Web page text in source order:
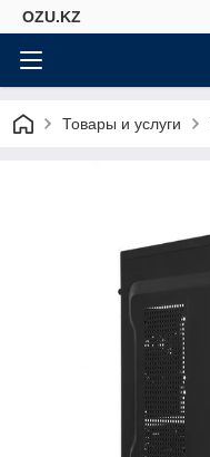
OZU.KZ
Товары и услуги